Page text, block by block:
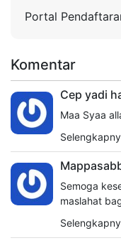
Portal
Komentar
Cep yadi
Maa Syaa
Semoga
maslahat